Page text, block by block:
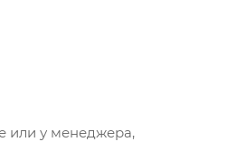
или у менеджера,